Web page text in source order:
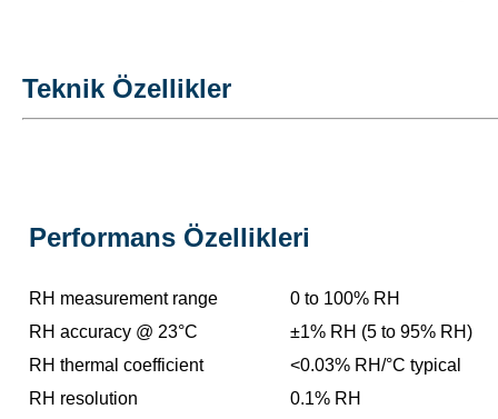
Teknik Özellikler
Performans Özellikleri
RH measurement range
0 to 100% RH
RH accuracy @ 23°C
±1% RH (5 to 95% RH)
RH thermal coefficient
<0.03% RH/°C typical
RH resolution
0.1% RH